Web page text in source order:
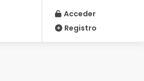
Acceder
Registro